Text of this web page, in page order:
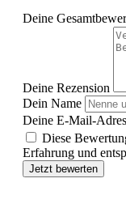
Deine
Deine Rezension
Dein Name
Deine E-Mail-
Diese
Erfahrung und
Jetzt bewerten